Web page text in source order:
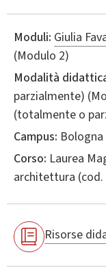
Moduli: Giulia
(Modulo 2)
Modalità
parzialmente)
(totalmente o
Campus: Bologna
Corso: Laurea
architettura
Risorse